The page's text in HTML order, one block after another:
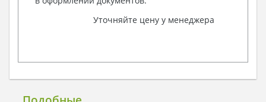
Уточняйте цену у менеджера